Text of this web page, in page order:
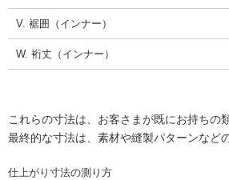
V. 裾囲（インナー）
W. 裄丈（インナー）
これらの寸法は、お客さまが既にお持ちの
最終的な寸法は、素材や縫製パターンなど
仕上がり寸法の測り方